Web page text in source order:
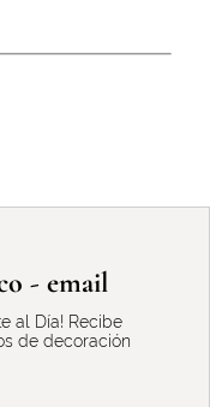
- email
al Día! Recibe
de decoración